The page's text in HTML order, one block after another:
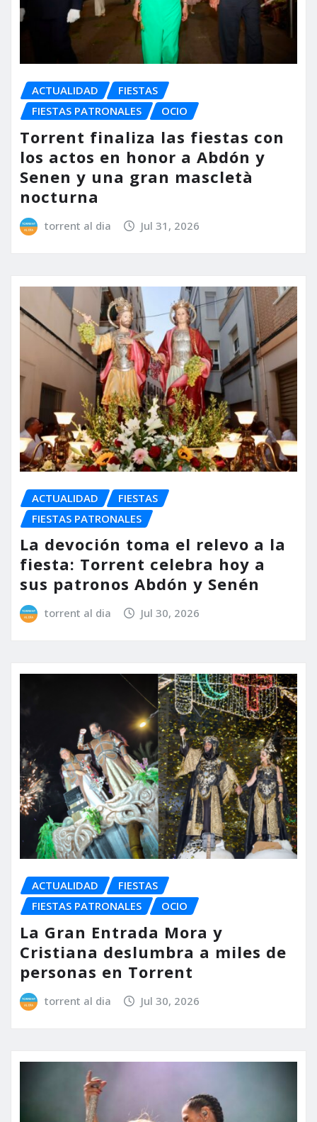
ACTUALIDAD
FIESTAS
FIESTAS PATRONALES
OCIO
Torrent finaliza las fiestas con
los actos en honor a Abdón y
Senen y una gran mascletà
nocturna
torrent al dia Jul 31, 2026
ACTUALIDAD
FIESTAS
FIESTAS PATRONALES
La devoción toma el relevo a la
fiesta: Torrent celebra hoy a
sus patronos Abdón y Senén
torrent al dia Jul 30, 2026
ACTUALIDAD
FIESTAS
FIESTAS PATRONALES
OCIO
La Gran Entrada Mora y
Cristiana deslumbra a miles de
personas en Torrent
torrent al dia Jul 30, 2026